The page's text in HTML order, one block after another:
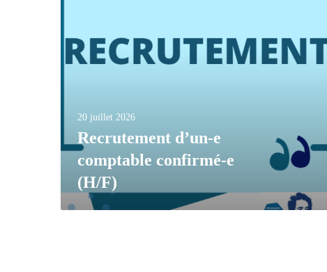
20 juillet 2026
Recrutement d’un-e
comptable confirmé-e
(H/F)